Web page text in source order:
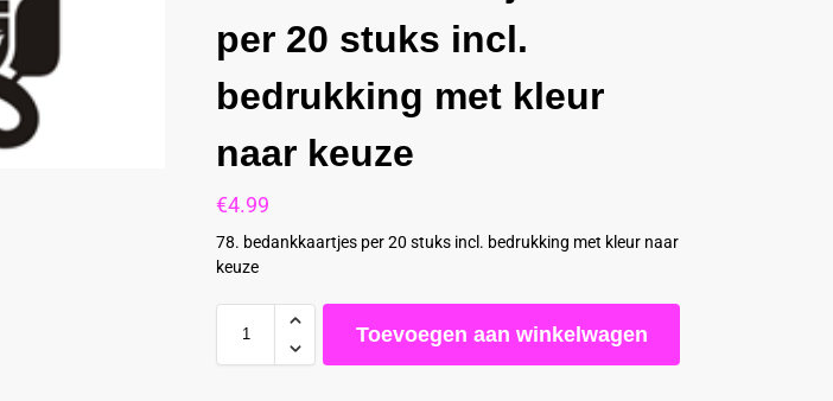
per 20 stuks incl.
bedrukking met kleur
naar keuze
€4.99
78. bedankkaartjes per 20 stuks incl. bedrukking met kleur naar
keuze
Toevoegen aan winkelwagen